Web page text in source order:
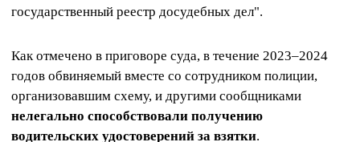
государственный реестр досудебных дел".
Как отмечено в приговоре суда, в течение 2023–2024
годов обвиняемый вместе со сотрудником полиции,
организовавшим схему, и другими сообщниками
нелегально способствовали получению
водительских удостоверений за взятки.